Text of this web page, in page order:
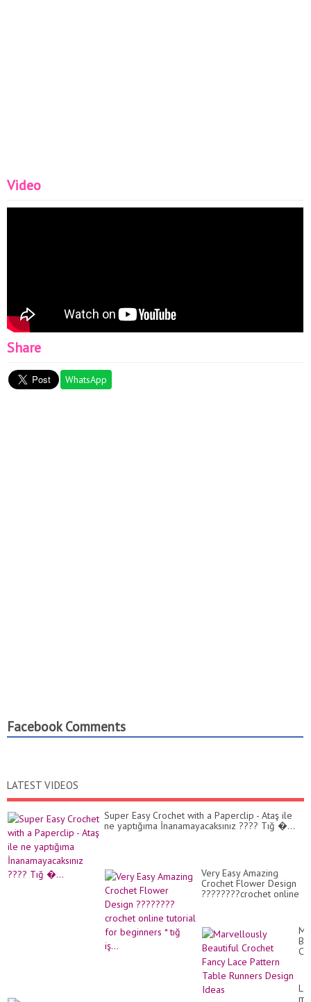
Video
Share
WhatsApp
Facebook Comments
LATEST VIDEOS
Super Easy Crochet with a Paperclip - Ataş ile
ne yaptığıma İnanamayacaksınız ???? Tığ �...
Very Easy Amazing
Crochet Flower Design
????????crochet online